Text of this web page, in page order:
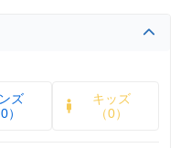
ズ
0）
キッズ
（0）